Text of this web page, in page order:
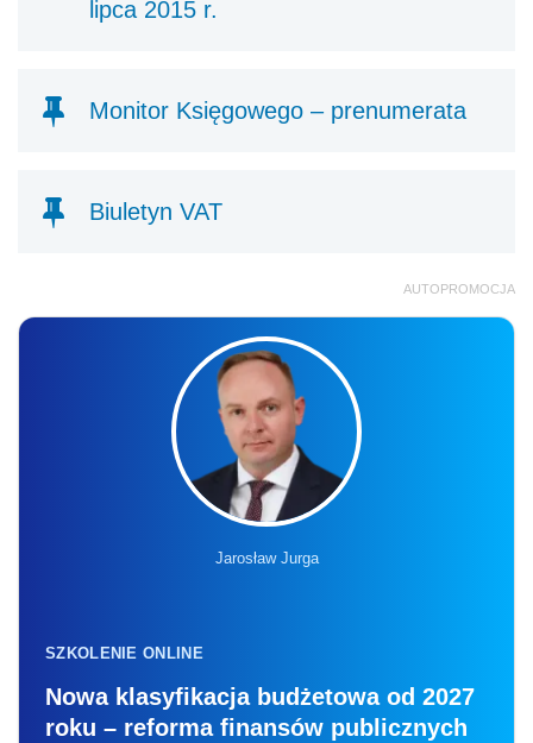
lipca 2015 r.
Monitor Księgowego – prenumerata
Biuletyn VAT
AUTOPROMOCJA
Jarosław Jurga
SZKOLENIE ONLINE
Nowa klasyfikacja budżetowa od 2027
roku – reforma finansów publicznych